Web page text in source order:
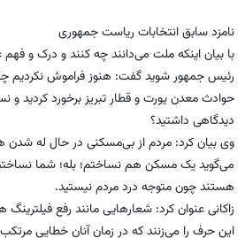
نامزد سابق انتخابات ریاست جمهوری
با بیان اینکه ملت می‌دانند چه کنند و درک و فهم
رئیس جمهور شوید گفت: هنوز فراموش نکردیم
حوادث معدن یورت و قطار تبریز برخورد کردید
دیدگاهی داشتید؟
وی بیان کرد: مردم از بی‌مسکنی در حال له شدن
می‌گوید یک مسکن هم نساختم؛ بله؛ شما
هستند چون متوجه درد مردم نیستید.
زاکانی عنوان کرد: شعارهایی مانند رفع
این حرف را می‌زنند که در زمان آنان خطایی